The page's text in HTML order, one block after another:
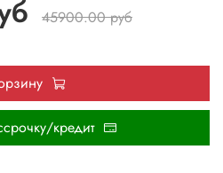
45900.00 руб
кредит